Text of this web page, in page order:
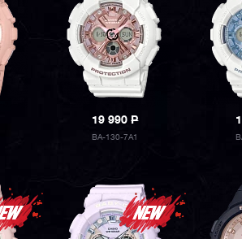
19 990P
BA-130-7A1